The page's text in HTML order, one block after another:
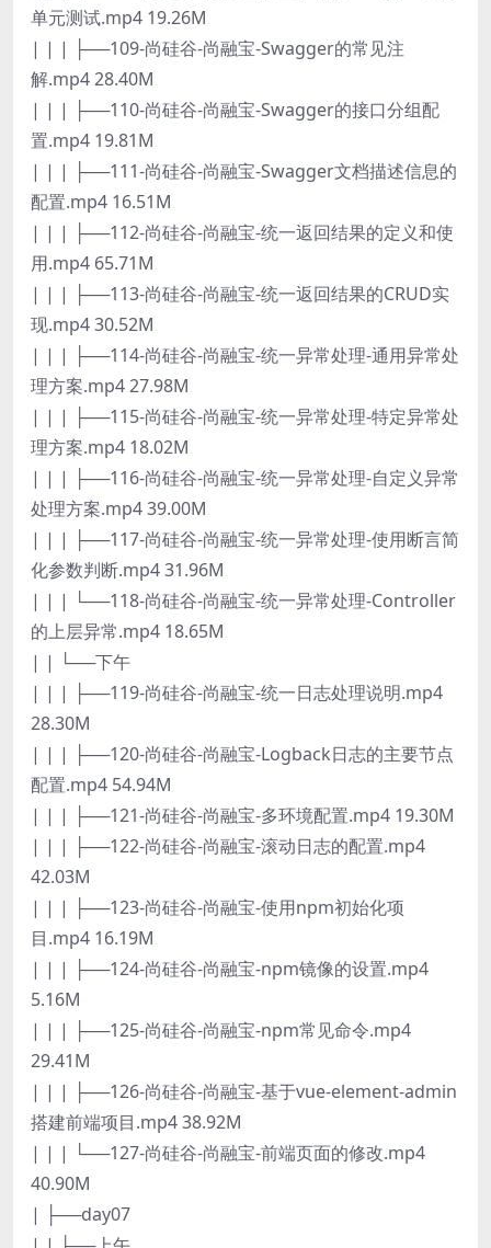
单元测试.mp4 19.26M
| | | ├──109-尚硅谷-尚融宝-Swagger的常见注
解.mp4 28.40M
| | | ├──110-尚硅谷-尚融宝-Swagger的接口分组配
置.mp4 19.81M
| | | ├──111-尚硅谷-尚融宝-Swagger文档描述信息的
配置.mp4 16.51M
| | | ├──112-尚硅谷-尚融宝-统一返回结果的定义和使
用.mp4 65.71M
| | | ├──113-尚硅谷-尚融宝-统一返回结果的CRUD实
现.mp4 30.52M
| | | ├──114-尚硅谷-尚融宝-统一异常处理-通用异常处
理方案.mp4 27.98M
| | | ├──115-尚硅谷-尚融宝-统一异常处理-特定异常处
理方案.mp4 18.02M
| | | ├──116-尚硅谷-尚融宝-统一异常处理-自定义异常
处理方案.mp4 39.00M
| | | ├──117-尚硅谷-尚融宝-统一异常处理-使用断言简
化参数判断.mp4 31.96M
| | | └──118-尚硅谷-尚融宝-统一异常处理-Controller
的上层异常.mp4 18.65M
| | └──下午
| | | ├──119-尚硅谷-尚融宝-统一日志处理说明.mp4
28.30M
| | | ├──120-尚硅谷-尚融宝-Logback日志的主要节点
配置.mp4 54.94M
| | | ├──121-尚硅谷-尚融宝-多环境配置.mp4 19.30M
| | | ├──122-尚硅谷-尚融宝-滚动日志的配置.mp4
42.03M
| | | ├──123-尚硅谷-尚融宝-使用npm初始化项
目.mp4 16.19M
| | | ├──124-尚硅谷-尚融宝-npm镜像的设置.mp4
5.16M
| | | ├──125-尚硅谷-尚融宝-npm常见命令.mp4
29.41M
| | | ├──126-尚硅谷-尚融宝-基于vue-element-admin
搭建前端项目.mp4 38.92M
| | | └──127-尚硅谷-尚融宝-前端页面的修改.mp4
40.90M
| ├──day07